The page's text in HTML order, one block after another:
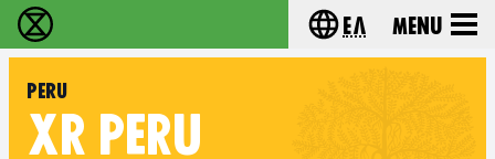
Extinction Rebellion - Home Choose your
Ελ Menu
PERU
XR PERÚ